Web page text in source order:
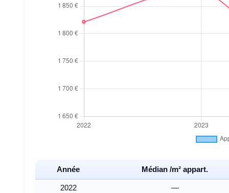
Année Médian /m² appart.
2022
—